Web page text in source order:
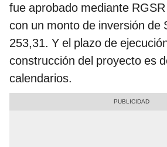
fue aprobado mediante
con un monto de inversión de
253,31. Y el plazo de
construcción del proyecto es
calendarios.